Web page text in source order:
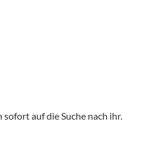
auf die Suche nach ihr.